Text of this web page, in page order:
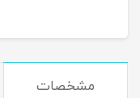
مشخصات